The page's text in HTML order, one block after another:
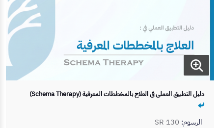
دليل التطبيق العملي في العلاج بالمخططات المعرفية (Schema Therapy)
الرسوم: